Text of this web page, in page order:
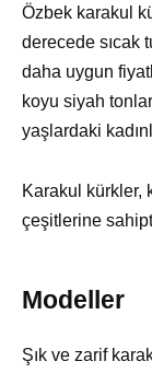
Özbek karakul
derecede sıcak
daha uygun
koyu siyah
yaşlardaki
Karakul kürkler,
çeşitlerine
Modeller
Şık ve zarif